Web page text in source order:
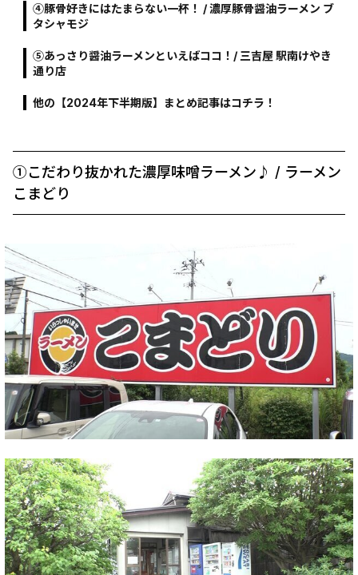
④豚骨好きにはたまらない一杯！ / 濃厚豚骨醤油ラーメン ブ
タシャモジ
⑤あっさり醤油ラーメンといえばココ！/ 三吉屋 駅南けやき
通り店
他の【2024年下半期版】まとめ記事はコチラ！
①こだわり抜かれた濃厚味噌ラーメン♪ / ラーメン
こまどり